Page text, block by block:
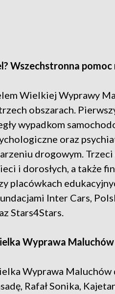
Wszechstronna pomoc
Wielkiej Wyprawy
obszarach.
wypadkom
oraz
drogowym.
i dorosłych, a także
placówkach
Inter Cars,
Stars4Stars.
Wyprawa Maluchów
Wyprawa Maluchów
Rafał Sonika,